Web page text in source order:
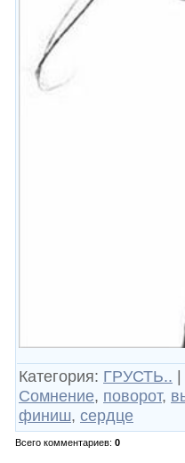
Категория: ГРУСТЬ.. |
Сомнение, поворот,
финиш, сердце
Всего комментариев: 0